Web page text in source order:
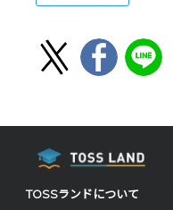
TOSSランドについて